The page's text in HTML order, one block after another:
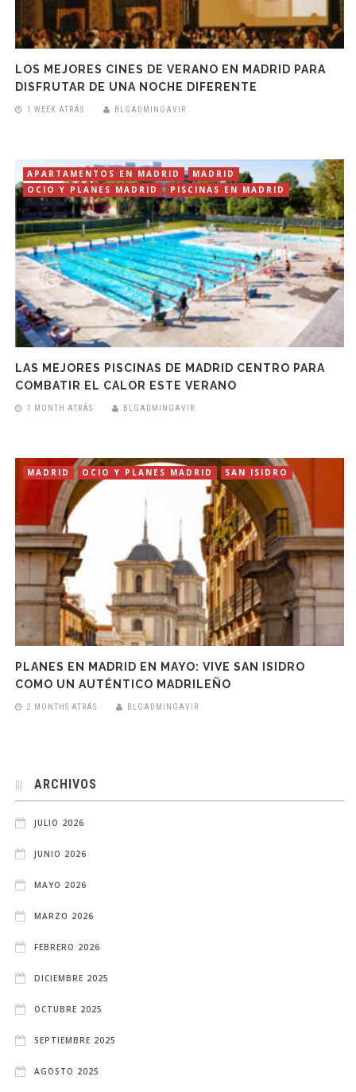
LOS MEJORES CINES DE VERANO EN MADRID PARA
DISFRUTAR DE UNA NOCHE DIFERENTE
1 WEEK ATRÁS BLGADMINGAVIR
APARTAMENTOS EN MADRID
MADRID
OCIO Y PLANES MADRID
PISCINAS EN MADRID
LAS MEJORES PISCINAS DE MADRID CENTRO PARA
COMBATIR EL CALOR ESTE VERANO
1 MONTH ATRÁS BLGADMINGAVIR
MADRID OCIO Y PLANES MADRID SAN ISIDRO
PLANES EN MADRID EN MAYO: VIVE SAN ISIDRO
COMO UN AUTÉNTICO MADRILEÑO
2 MONTHS ATRÁS BLGADMINGAVIR
ARCHIVOS
JULIO 2026
JUNIO 2026
MAYO 2026
MARZO 2026
FEBRERO 2026
DICIEMBRE 2025
OCTUBRE 2025
SEPTIEMBRE 2025
AGOSTO 2025